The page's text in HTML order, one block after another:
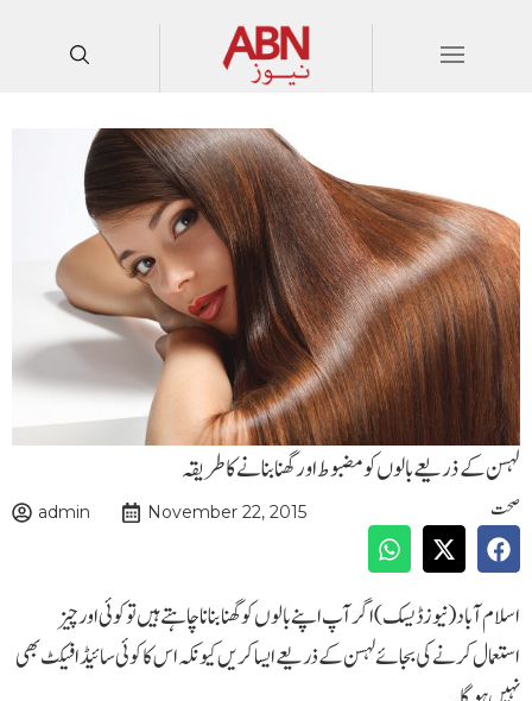
لہسن کے ذریعے بالوں کو مضبوط اور گھنا بنانے کا طر یقہ
صحت admin November 22, 2015
اسلام آباد(نیوزڈیسک)اگر آپ اپنے بالوں کو گھنا بنانا چاہتے ہیں تو کوئی اور چیز
استعمال کرنے کی بجائے لہسن کے ذریعے ایسا کریں کیونکہ اس کا کوئی سائیڈ افیکٹ بھی